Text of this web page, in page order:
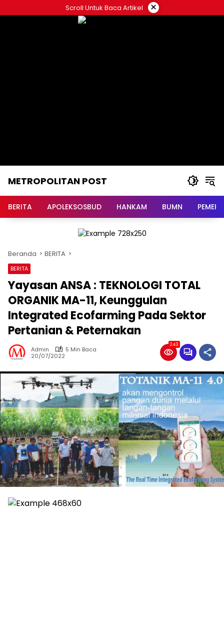
ke
Scroll Untuk Baca Artikel ×
METROPOLITAN POST
BERITA APOLEKSOSBUD HANKAM BUMN
Beranda BERITA
BERITA
Yayasan ANSA : TEKNOLOGI TOTAL
ORGANIK MA-11, Keunggulan
Integrated Ecofarming Pada Sektor
Pertanian & Peternakan
Admin
5 Min Baca
20/07/2022
243